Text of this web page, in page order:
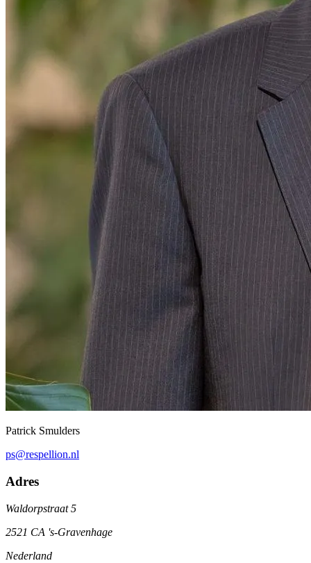
Patrick Smulders
ps@respellion.nl
Adres
Waldorpstraat 5
2521 CA 's-Gravenhage
Nederland